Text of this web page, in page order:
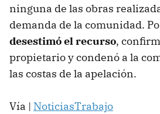
ninguna de las obras
demanda de la comunidad.
desestimó el recurso,
propietario y condenó a la
las costas de la apelación.
Vía | NoticiasTrabajo